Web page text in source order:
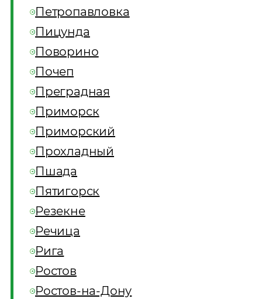
Петропавловка
Пицунда
Поворино
Почеп
Преградная
Приморск
Приморский
Прохладный
Пшада
Пятигорск
Резекне
Речица
Рига
Ростов
Ростов-на-Дону